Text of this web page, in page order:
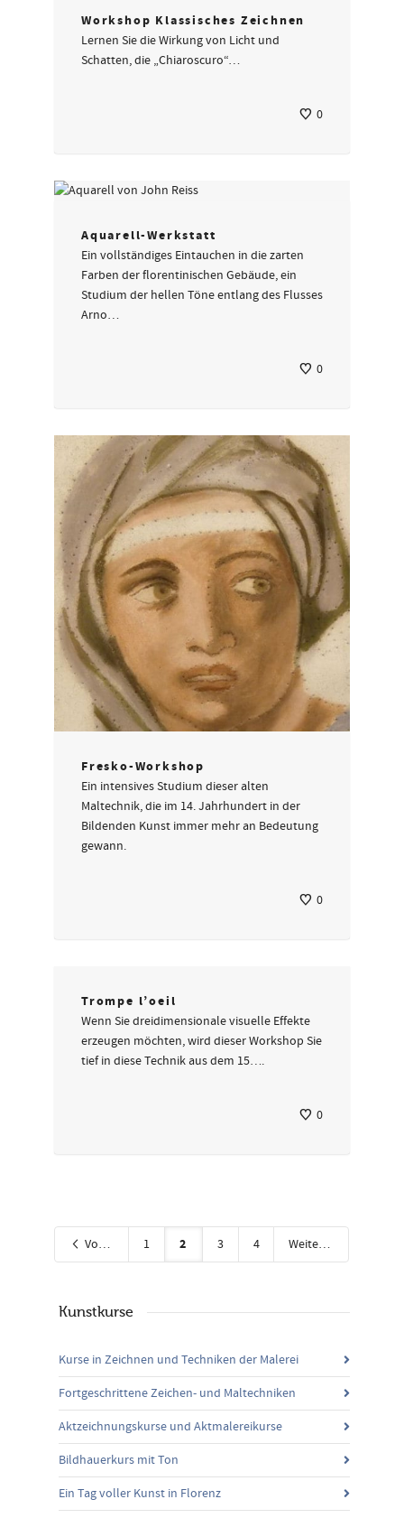
Workshop Klassisches Zeichnen
Lernen Sie die Wirkung von Licht und
Schatten, die „Chiaroscuro“…
0
Aquarell-Werkstatt
Ein vollständiges Eintauchen in die zarten
Farben der florentinischen Gebäude, ein
Studium der hellen Töne entlang des Flusses
Arno…
0
Fresko-Workshop
Ein intensives Studium dieser alten
Maltechnik, die im 14. Jahrhundert in der
Bildenden Kunst immer mehr an Bedeutung
gewann.
0
Trompe l’oeil
Wenn Sie dreidimensionale visuelle Effekte
erzeugen möchten, wird dieser Workshop Sie
tief in diese Technik aus dem 15….
0
Vorherige 1 2 3 4 Weiter
Kunstkurse
Kurse in Zeichnen und Techniken der Malerei
Fortgeschrittene Zeichen- und Maltechniken
Aktzeichnungskurse und Aktmalereikurse
Bildhauerkurs mit Ton
Ein Tag voller Kunst in Florenz